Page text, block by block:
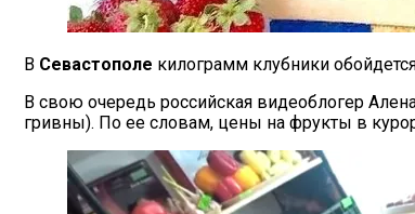
В Севастополе килограмм клубники
В свою очередь российская видеоблогер
гривны). По ее словам, цены на фрукты в